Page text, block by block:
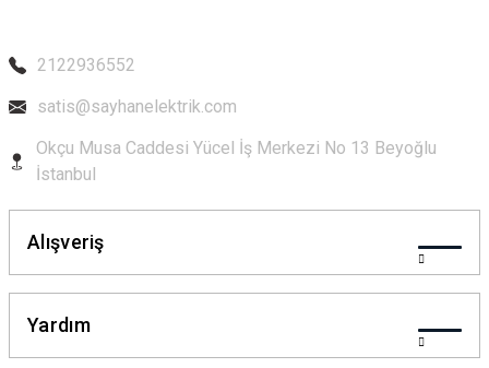
2122936552
satis@sayhanelektrik.com
Okçu Musa Caddesi Yücel İş Merkezi No 13 Beyoğlu
İstanbul
Alışveriş
Yardım